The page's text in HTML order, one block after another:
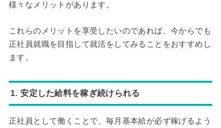
様々なメリットがあります。
これらのメリットを享受したいのであれば、今からでも
正社員就職を目指して就活をしてみることをおすすめし
ます。
1. 安定した給料を稼ぎ続けられる
正社員として働くことで、毎月基本給が必ず稼げるよう